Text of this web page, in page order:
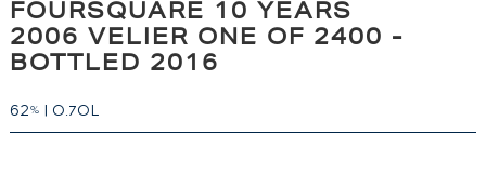
FOURSQUARE 10 YEARS
2006 VELIER ONE OF 2400 -
BOTTLED 2016
62% | 0.70L